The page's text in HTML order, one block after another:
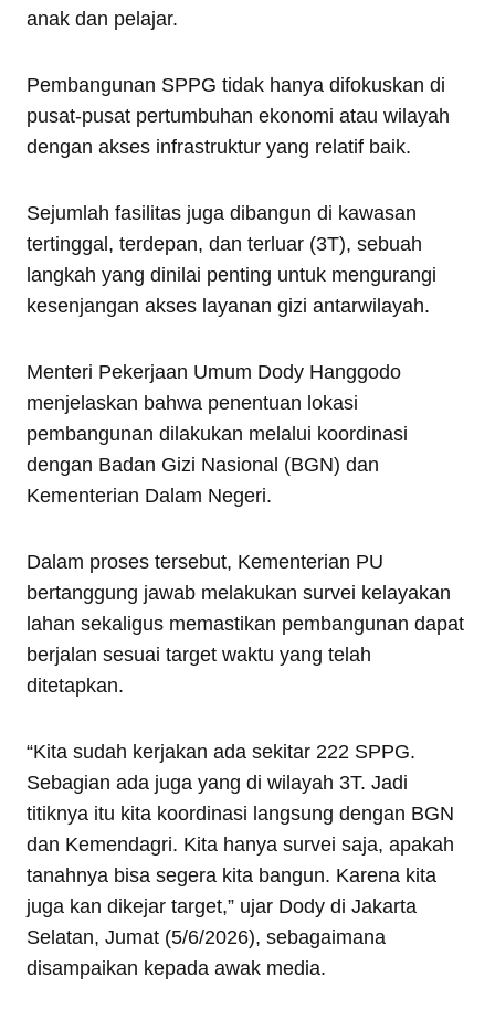
anak dan pelajar.
Pembangunan SPPG tidak hanya difokuskan di
pusat-pusat pertumbuhan ekonomi atau wilayah
dengan akses infrastruktur yang relatif baik.
Sejumlah fasilitas juga dibangun di kawasan
tertinggal, terdepan, dan terluar (3T), sebuah
langkah yang dinilai penting untuk mengurangi
kesenjangan akses layanan gizi antarwilayah.
Menteri Pekerjaan Umum Dody Hanggodo
menjelaskan bahwa penentuan lokasi
pembangunan dilakukan melalui koordinasi
dengan Badan Gizi Nasional (BGN) dan
Kementerian Dalam Negeri.
Dalam proses tersebut, Kementerian PU
bertanggung jawab melakukan survei kelayakan
lahan sekaligus memastikan pembangunan dapat
berjalan sesuai target waktu yang telah
ditetapkan.
“Kita sudah kerjakan ada sekitar 222 SPPG.
Sebagian ada juga yang di wilayah 3T. Jadi
titiknya itu kita koordinasi langsung dengan BGN
dan Kemendagri. Kita hanya survei saja, apakah
tanahnya bisa segera kita bangun. Karena kita
juga kan dikejar target,” ujar Dody di Jakarta
Selatan, Jumat (5/6/2026), sebagaimana
disampaikan kepada awak media.